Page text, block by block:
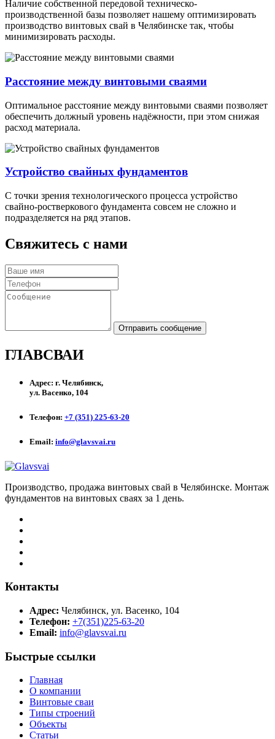
Наличие собственной передовой техническо-
производственной базы позволяет нашему оптимизировать
производство винтовых свай в Челябинске так, чтобы
минимизировать расходы.
Расстояние между винтовыми сваями
Оптимальное расстояние между винтовыми сваями позволяет
обеспечить должный уровень надёжности, при этом снижая
расход материала.
Устройство свайных фундаментов
С точки зрения технологического процесса устройство
свайно-ростверкового фундамента совсем не сложно и
подразделяется на ряд этапов.
Свяжитесь с нами
Отправить сообщение
ГЛАВСВАИ
Адрес: г. Челябинск,
ул. Васенко, 104
Телефон: +7 (351) 225-63-20
Email: info@glavsvai.ru
Производство, продажа винтовых свай в Челябинске. Монтаж
фундаментов на винтовых сваях за 1 день.
Контакты
Адрес: Челябинск, ул. Васенко, 104
Телефон: +7(351)225-63-20
Email: info@glavsvai.ru
Быстрые ссылки
Главная
О компании
Винтовые сваи
Типы строений
Объекты
Статьи